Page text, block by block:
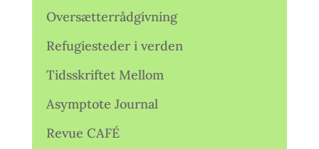
Oversætterrådgivning
Refugiesteder i verden
Tidsskriftet Mellom
Asymptote Journal
Revue CAFÉ